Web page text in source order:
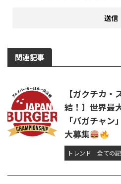
関連記事
【ガクチカ
結！】世界最
「バガチャ
大募集
トレンド 全ての